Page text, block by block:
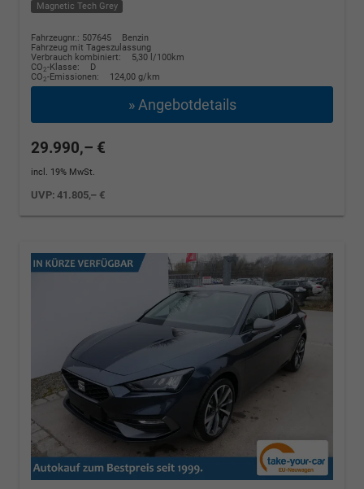
Magnetic Tech Grey
Fahrzeugnr.: 507645
Benzin
Fahrzeug mit Tageszulassung
Verbrauch kombiniert:
5,30 l/100km
CO2-Klasse:
D
CO2-Emissionen: 124,00 g/km
» Angebotdetails
29.990,– €
incl. 19% MwSt.
UVP:41.805,– €